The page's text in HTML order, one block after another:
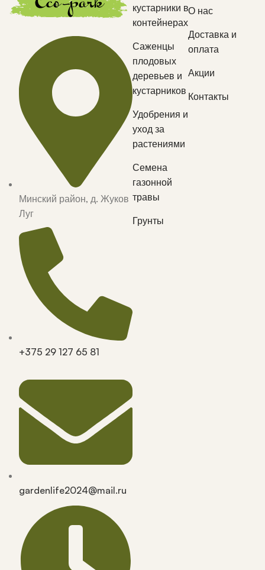
Минский район, д. Жуков
Луг
+375 29 127 65 81
gardenlife2024@mail.ru
кустарники в
контейнерах
Саженцы
плодовых
деревьев и
кустарников
Удобрения и
уход за
растениями
Семена
газонной
травы
Грунты
О нас
Доставка и
оплата
Акции
Контакты